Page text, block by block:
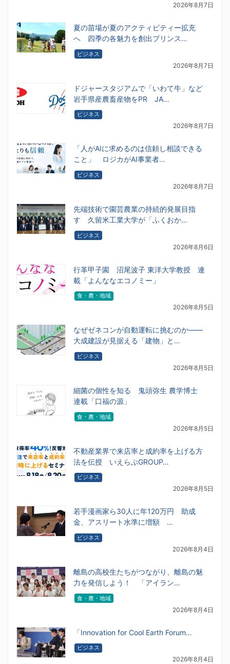
2026年8月7日
夏の苗場が夏のアクティビティー拡充
へ 四季の各魅力を創出プリンス…
ビジネス
2026年8月7日
ドジャースタジアムで「いわて牛」など
岩手県産農畜産物をPR JA…
ビジネス
2026年8月7日
「人がAIに求めるのは信頼し相談できる
こと」 ロジカがAI事業者…
ビジネス
2026年8月7日
先端技術で園芸農業の持続的発展目指
す 久留米工業大学が「ふくおか…
ビジネス
2026年8月6日
行革甲子園 沼尾波子 東洋大学教授 連
載「よんななエコノミー」
食・農・地域
2026年8月5日
なぜゼネコンが自動運転に挑むのか――
大成建設が見据える「建物」と…
ビジネス
2026年8月5日
細菌の個性を知る 鬼頭弥生 農学博士
連載「口福の源」
食・農・地域
2026年8月5日
不動産業界で来店率と成約率を上げる方
法を伝授 いえらぶGROUP…
ビジネス
2026年8月5日
若手漫画家ら30人に年120万円 助成
金、アスリート水準に増額 …
ビジネス
2026年8月4日
離島の高校生たちがつながり、離島の魅
力を発信しよう！ 「アイラン…
食・農・地域
2026年8月4日
「Innovation for Cool Earth Forum…
ビジネス
2026年8月4日